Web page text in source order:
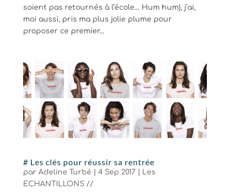
soient pas retournés à l’école… Hum hum), j’ai,
moi aussi, pris ma plus jolie plume pour
proposer ce premier...
# Les clés pour réussir sa rentrée
par Adeline Turbé | 4 Sep 2017| Les
ECHANTILLONS //